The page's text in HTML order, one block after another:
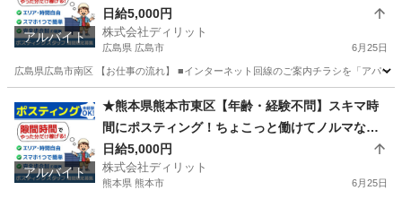
アルバイト
し、LINEのみで登録完了！ウォーキング好きにも
好評≪業務委託求人≫
日給5,000円
株式会社ディリット
広島県 広島市 6月25日
広島県広島市南区 【お仕事の流れ】 ■インターネット回線のご案内チラシを「アパ
ポスティング スタッフ
アルバイト
★熊本県熊本市東区【年齢・経験不問】スキマ時
間にポスティング！ちょこっと働けてノルマな
し、LINEのみで登録完了！ウォーキング好きにも
好評≪業務委託求人≫
日給5,000円
株式会社ディリット
熊本県 熊本市 6月25日